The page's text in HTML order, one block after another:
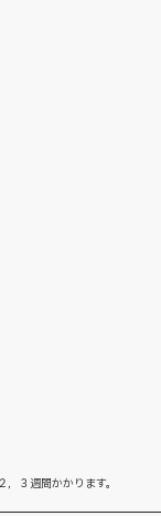
３週間かかります。